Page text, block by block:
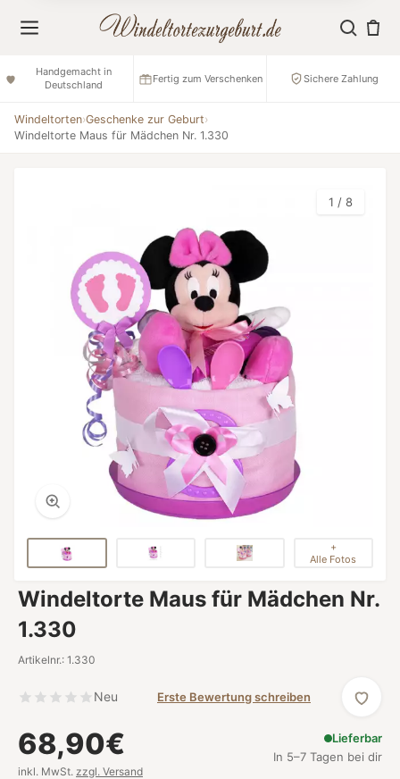
Handgemacht in
Deutschland
Fertig zum Verschenken Sichere Zahlung
Windeltorten›Geschenke zur Geburt›
Windeltorte Maus für Mädchen Nr. 1.330
1 / 8
+
Alle Fotos
Windeltorte Maus für Mädchen Nr.
1.330
Artikelnr.: 1.330
Neu Erste Bewertung schreiben
68,90€
inkl. MwSt. zzgl. Versand
Lieferbar
In 5–7 Tagen bei dir